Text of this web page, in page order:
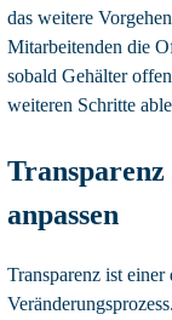
das weitere
Mitarbeitenden die
sobald Gehälter
weiteren Schritte
Transparenz
anpassen
Transparenz ist